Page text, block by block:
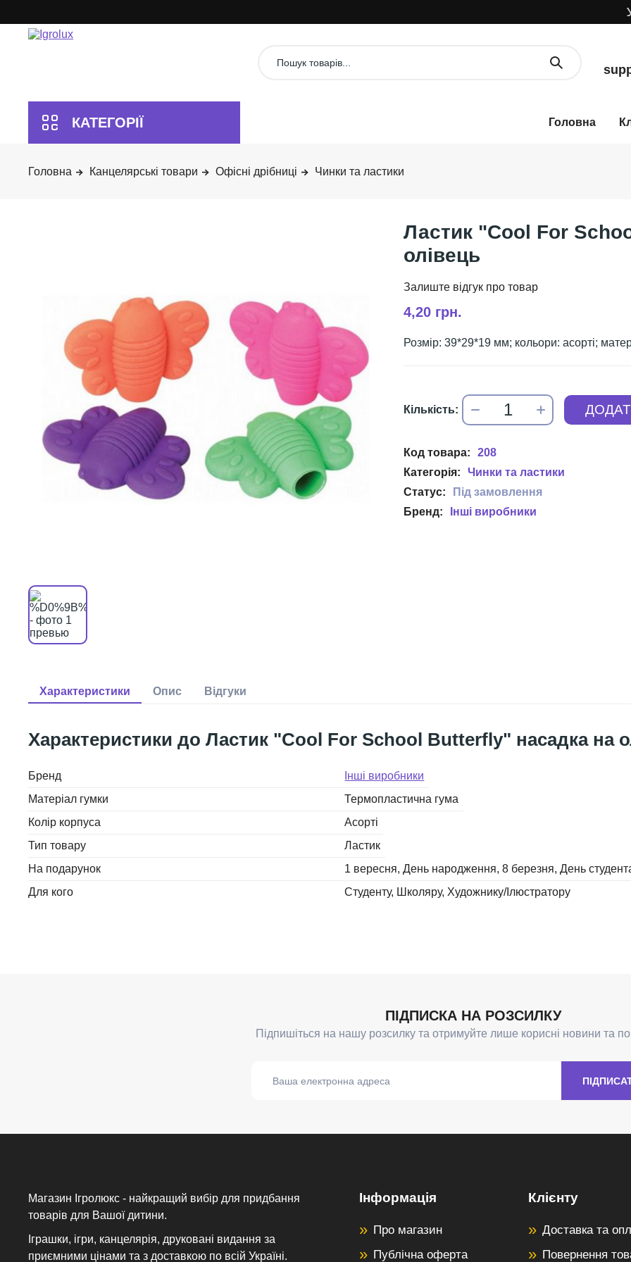
Канцелярські товари Офісні дрібниці Чинки та ластики
Ластик "Cool For
олівець
4,20 грн.
Розмір: 39*29*19 мм; кольори: асорті;
208
Чинки та ластики
Інші виробники
Ластик "Cool For School Butterfly" насадка на
Бренд
Інші виробники
Матеріал гумки
Термопластична гума
Колір корпуса
Асорті
Тип товару
Ластик
На подарунок
1 вересня День народження 8 березня День
Для кого
Студенту Школяру Художнику/Ілюстратору
Магазин Ігролюкс - найкращий вибір для придбання
товарів для Вашої дитини.
Іграшки, ігри, канцелярія, друковані видання за
приємними цінами та з доставкою по всій Україні.
Інформація
Про магазин
Публічна оферта
Клієнту
Доставка та
Повернення